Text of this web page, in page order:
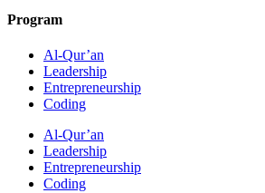
Program
Al-Qur’an
Leadership
Entrepreneurship
Coding
Al-Qur’an
Leadership
Entrepreneurship
Coding